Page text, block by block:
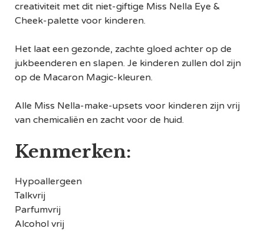
creativiteit met dit niet-giftige Miss Nella Eye &
Cheek-palette voor kinderen.
Het laat een gezonde, zachte gloed achter op de
jukbeenderen en slapen. Je kinderen zullen dol zijn
op de Macaron Magic-kleuren.
Alle Miss Nella-make-upsets voor kinderen zijn vrij
van chemicaliën en zacht voor de huid.
Kenmerken:
Hypoallergeen
Talkvrij
Parfumvrij
Alcohol vrij